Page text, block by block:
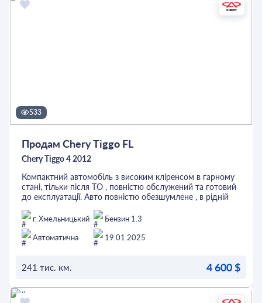
533
Продам Chery Tiggo FL
Chery Tiggo 4 2012
Компактний автомобіль з високим кліренсом в гарному
стані, тільки після ТО , повністю обслужений та готовий
до експлуатації. Авто повністю обезшумлене , в рідній
фарбі, без ДТП. Встановлено двусторонню сигналізацію,
задні парктроніки, релінги на даху, лінзовані біксенонові
фари, що дають гарне світло в темну пору доби. Також
встановлено ГБО 4 покоління. Торг присутній, авто
переоформляється.
г. Хмельницький
Бензин 1.3
Автоматична
19.01.2025
241 тис. км. 4 600 $
ОСТАВИТЬ ЗАЯВКУ